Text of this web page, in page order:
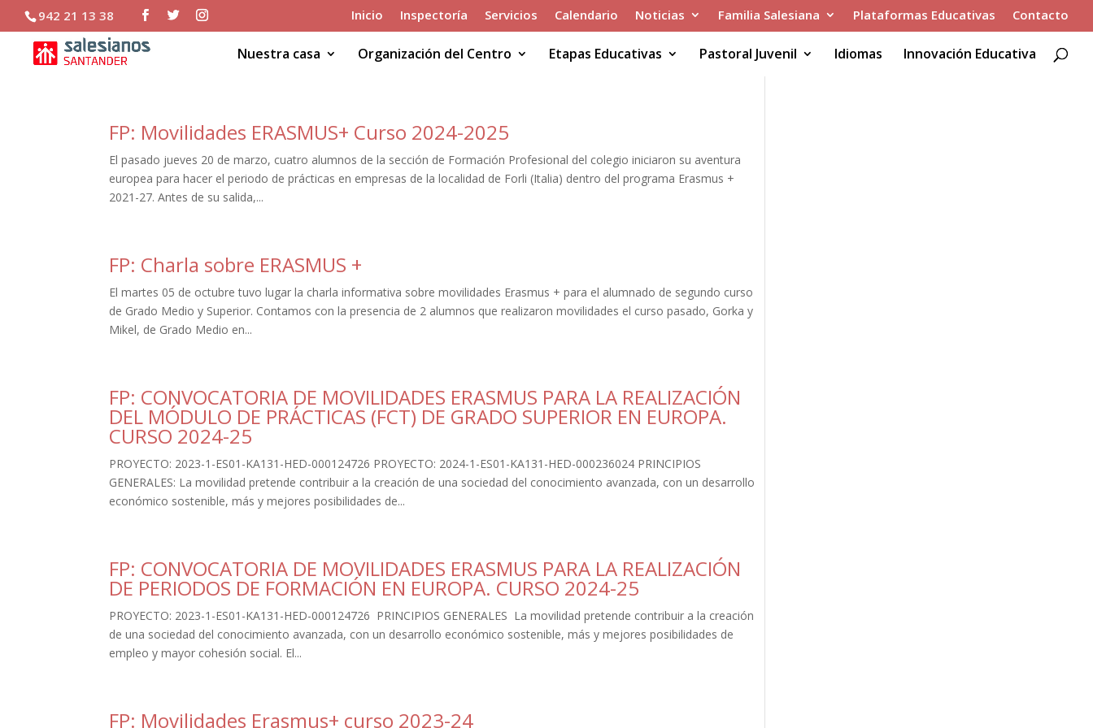
942 21 13 38 Inicio Inspectoría Servicios Calendario Noticias Familia Salesiana Plataformas Educativas Contacto
Nuestra casa Organización del Centro Etapas Educativas Pastoral Juvenil Idiomas Innovación Educativa
FP: Movilidades ERASMUS+ Curso 2024-2025
El pasado jueves 20 de marzo, cuatro alumnos de la sección de Formación Profesional del colegio iniciaron su aventura
europea para hacer el periodo de prácticas en empresas de la localidad de Forli (Italia) dentro del programa Erasmus +
2021-27. Antes de su salida,...
FP: Charla sobre ERASMUS +
El martes 05 de octubre tuvo lugar la charla informativa sobre movilidades Erasmus + para el alumnado de segundo curso
de Grado Medio y Superior. Contamos con la presencia de 2 alumnos que realizaron movilidades el curso pasado, Gorka y
Mikel, de Grado Medio en...
FP: CONVOCATORIA DE MOVILIDADES ERASMUS PARA LA REALIZACIÓN
DEL MÓDULO DE PRÁCTICAS (FCT) DE GRADO SUPERIOR EN EUROPA.
CURSO 2024-25
PROYECTO: 2023-1-ES01-KA131-HED-000124726 PROYECTO: 2024-1-ES01-KA131-HED-000236024 PRINCIPIOS
GENERALES: La movilidad pretende contribuir a la creación de una sociedad del conocimiento avanzada, con un desarrollo
económico sostenible, más y mejores posibilidades de...
FP: CONVOCATORIA DE MOVILIDADES ERASMUS PARA LA REALIZACIÓN
DE PERIODOS DE FORMACIÓN EN EUROPA. CURSO 2024-25
PROYECTO: 2023-1-ES01-KA131-HED-000124726 PRINCIPIOS GENERALES La movilidad pretende contribuir a la creación
de una sociedad del conocimiento avanzada, con un desarrollo económico sostenible, más y mejores posibilidades de
empleo y mayor cohesión social. El...
FP: Movilidades Erasmus+ curso 2023-24